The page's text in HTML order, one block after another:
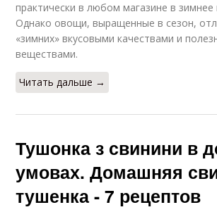
практически в любом магазине в зимнее
Однако овощи, выращенные в сезон,
«зимних» вкусовыми качествами и
веществами.
Читать дальше →
Тушонка з свинини в
умовах. Домашняя
тушенка - 7 рецептов